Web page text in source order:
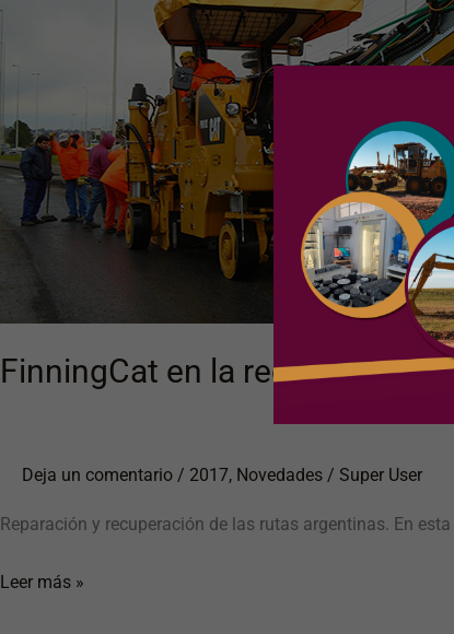
FinningCat en la recuperación
Deja un comentario / 2017, Novedades / Super User
Reparación y recuperación de las rutas argentinas. En
las
de
Tandil
Leer más »